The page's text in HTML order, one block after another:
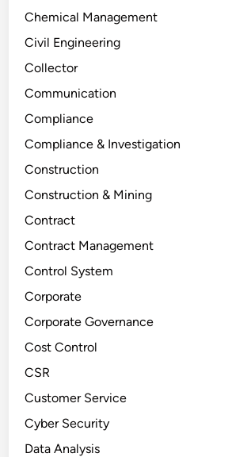
Chemical Management
Civil Engineering
Collector
Communication
Compliance
Compliance & Investigation
Construction
Construction & Mining
Contract
Contract Management
Control System
Corporate
Corporate Governance
Cost Control
CSR
Customer Service
Cyber Security
Data Analysis